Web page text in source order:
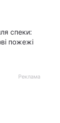
спеки:
пожежі
Реклама